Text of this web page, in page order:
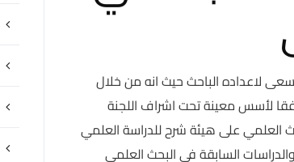
لاعداده الباحث حيث انه من خلال
لأسس معينة تحت اشراف اللجنة
العلمي على هيئة شرح للدراسة العلمي
السابقة في البحث العلمي